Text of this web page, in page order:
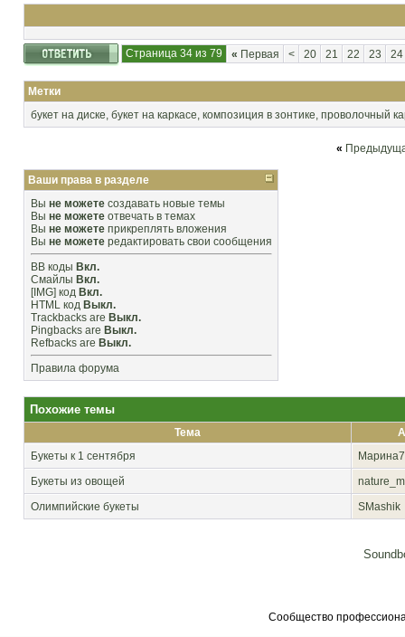
Страница 34 из 79 « Первая < 20 21 22 23 24
Метки
букет на диске, букет на каркасе, композиция в зонтике, проволочный
«
Ваши права в разделе
Вы не можете создавать новые темы
Вы не можете отвечать в темах
Вы не можете прикреплять вложения
Вы не можете редактировать свои сообщения
BB коды Вкл.
Смайлы Вкл.
[IMG] код Вкл.
HTML код Выкл.
Trackbacks are Выкл.
Pingbacks are Выкл.
Refbacks are Выкл.
Правила форума
Похожие темы
Тема
Букеты к 1 сентября
Букеты из овощей
Олимпийские букеты
SMashik
Сообщество